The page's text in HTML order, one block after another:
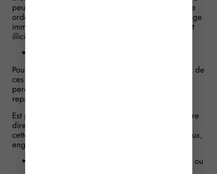
peut saisir l’autorité judiciaire afin que cette dernière
ordonne toute mesure propre à prévenir un dommage
imminent ou à faire cesser un trouble manifestement
illicite.
Pour rappel, lorsqu’un enfant est engagé dans l’une de
ces structures, une part de la rémunération qu’il
perçoit peut être laissée à la disposition de ses
représentants légaux.
Est puni d’une amende de 3 750 € le fait de remettre
directement ou indirectement des fonds au-delà de
cette part aux enfants, ou à leurs représentants légaux,
engagés ou produits :
dans une entreprise de spectacles, sédentaire ou